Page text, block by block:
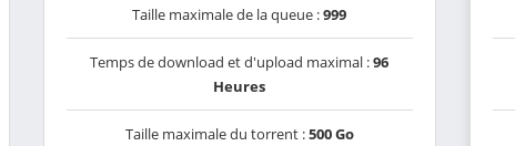
Taille maximale de la queue :999
Temps de download et d'upload maximal :96
Heures
Taille maximale du torrent :500 Go